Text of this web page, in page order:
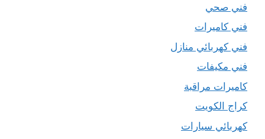
فني صحي
فني كاميرات
فني كهربائي منازل
فني مكيفات
كاميرات مراقبة
كراج الكويت
كهربائي سيارات